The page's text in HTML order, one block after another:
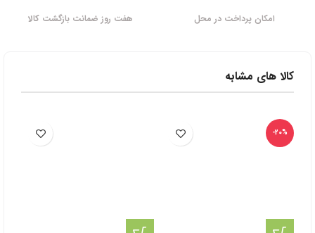
امکان پرداخت در محل
هفت روز ضمانت بازگشت کالا
کالا های مشابه
-20%